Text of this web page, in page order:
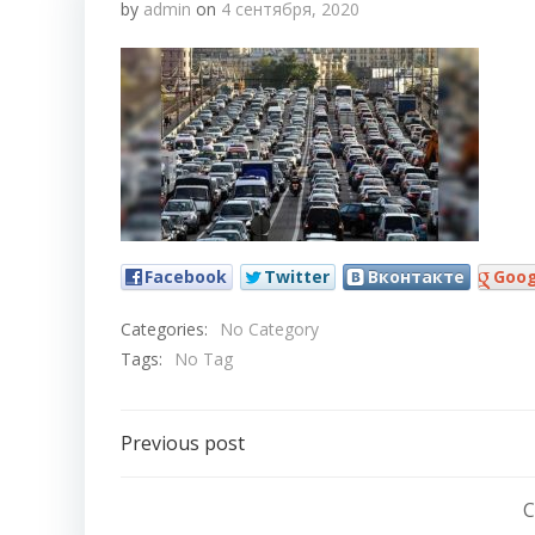
by admin on 4 сентября, 2020
Facebook Twitter Вконтакте
Categories:
No Category
Tags:
No Tag
Навигация
Previous post